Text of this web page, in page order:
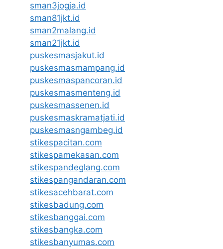
sman3jogja.id
sman81jkt.id
sman2malang.id
sman21jkt.id
puskesmasjakut.id
puskesmasmampang.id
puskesmaspancoran.id
puskesmasmenteng.id
puskesmassenen.id
puskesmaskramatjati.id
puskesmasngambeg.id
stikespacitan.com
stikespamekasan.com
stikespandeglang.com
stikespangandaran.com
stikesacehbarat.com
stikesbadung.com
stikesbanggai.com
stikesbangka.com
stikesbanyumas.com